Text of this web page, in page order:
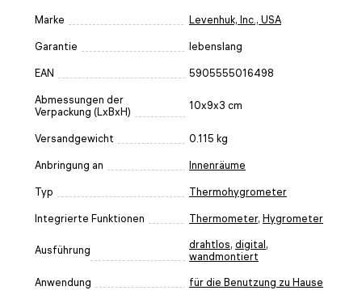
Marke Levenhuk, Inc., USA
Garantie lebenslang
EAN 5905555016498
Abmessungen der
Verpackung (LxBxH)
10x9x3 cm
Versandgewicht 0.115 kg
Anbringung an Innenräume
Typ Thermohygrometer
Integrierte Funktionen Thermometer, Hygrometer
Ausführung drahtlos, digital,
wandmontiert
Anwendung für die Benutzung zu Hause